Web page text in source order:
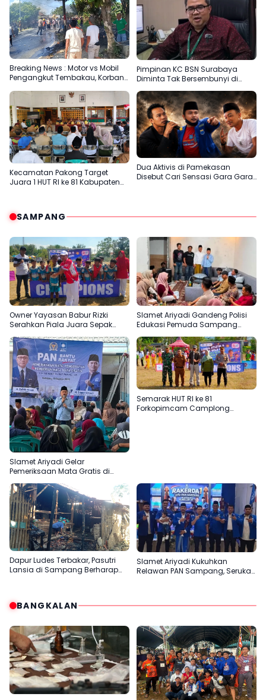
Breaking News : Motor vs Mobil
Pengangkut Tembakau, Korban
Pimpinan KC BSN Surabaya
Diminta Tak Bersembunyi di
Kecamatan Pakong Target
Juara 1 HUT RI ke 81 Kabupaten
Dua Aktivis di Pamekasan
Disebut Cari Sensasi Gara Gara
SAMPANG
Owner Yayasan Babur Rizki
Serahkan Piala Juara Sepak
Slamet Ariyadi Gandeng Polisi
Edukasi Pemuda Sampang
Slamet Ariyadi Gelar
Pemeriksaan Mata Gratis di
Menjadikan Madura Basis PAN
Semarak HUT RI ke 81
Forkopimcam Camplong
Dapur Ludes Terbakar, Pasutri
Lansia di Sampang Berharap
Slamet Ariyadi Kukuhkan
Relawan PAN Sampang, Serukan
BANGKALAN